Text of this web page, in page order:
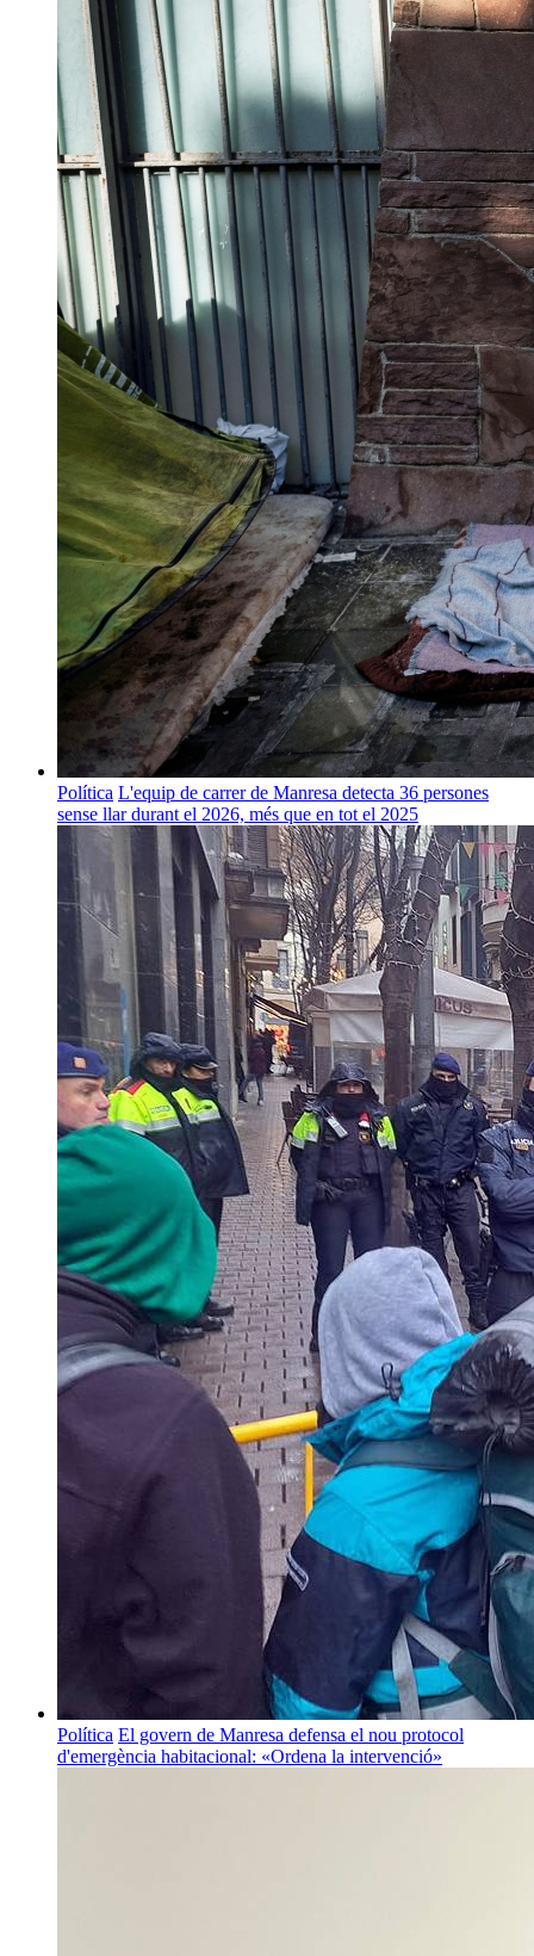
Política L'equip de carrer de Manresa detecta 36 persones
sense llar durant el 2026, més que en tot el 2025
Política El govern de Manresa defensa el nou protocol
d'emergència habitacional: «Ordena la intervenció»